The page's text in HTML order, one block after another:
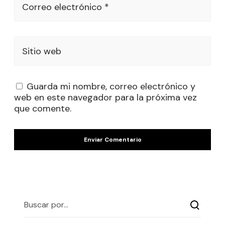
Correo electrónico *
Sitio web
Guarda mi nombre, correo electrónico y
web en este navegador para la próxima vez
que comente.